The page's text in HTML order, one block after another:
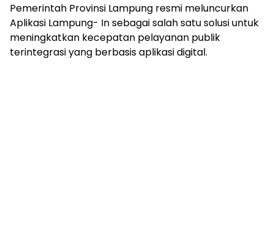
edukasi,
gaya
hidup,
hiburan,
Pemerintah Provinsi Lampung resmi meluncurkan
Aplikasi Lampung- In sebagai salah satu solusi untuk
meningkatkan kecepatan pelayanan publik
terintegrasi yang berbasis aplikasi digital.